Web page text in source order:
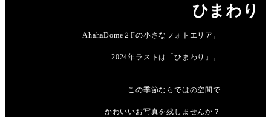
ひまわり
AhahaDome２Fの小さなフォトエリア。
2024年ラストは「ひまわり」。
この季節ならではの空間で
かわいいお写真を残しませんか？